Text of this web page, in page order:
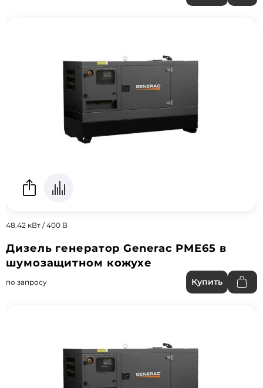
48.42 кВт / 400 В
Дизель генератор Generac PME65 в
шумозащитном кожухе
по запросу Купить